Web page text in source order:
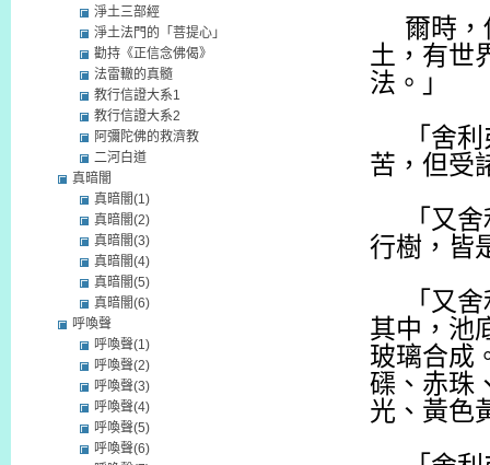
爾時
土，有世
法。」
「舍
苦，但受
「又
行樹，皆
「又
其中，池
玻璃合成
磲、赤珠
光、黃色
淨土三部經
淨土法門的「菩提心」
勸持《正信念佛偈》
法雷轍的真髓
教行信證大系1
教行信證大系2
阿彌陀佛的救濟教
二河白道
真暗闇
真暗闇(1)
真暗闇(2)
真暗闇(3)
真暗闇(4)
真暗闇(5)
真暗闇(6)
呼喚聲
呼喚聲(1)
呼喚聲(2)
呼喚聲(3)
呼喚聲(4)
呼喚聲(5)
呼喚聲(6)